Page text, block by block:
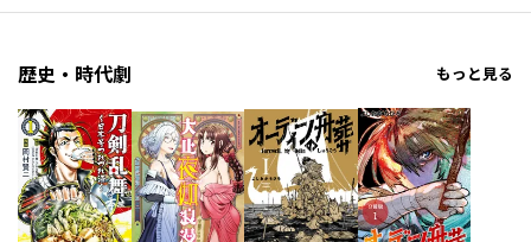
歴史・時代劇 もっと見る